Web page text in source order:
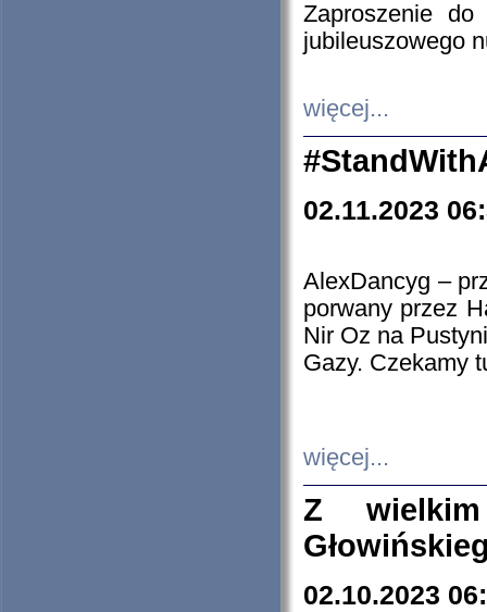
Zaproszenie do
jubileuszowego
więcej...
02.11.2023
AlexDancyg –
porwany przez
Nir Oz na
Gazy. Czekamy
więcej...
Z
02.10.2023